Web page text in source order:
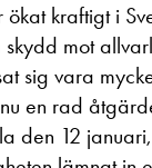
ökat kraftigt i
mot
sig vara
en rad
den 12